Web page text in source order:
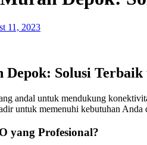
11, 2023
Solusi
andal untuk mendukung
untuk memenuhi kebutuhan
yang Profesional?